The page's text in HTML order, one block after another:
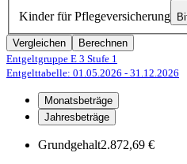
Kinder für Pflegeversicherung
Vergleichen
Berechnen
Entgeltgruppe E 3 Stufe 1
Entgelttabelle: 01.05.2026 - 31.12.2026
Monatsbeträge
Jahresbeträge
Grundgehalt2.872,69 €